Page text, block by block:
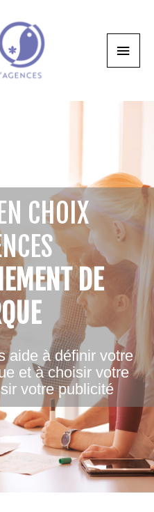
CHOIX
DE
aide à définir votre
et à choisir votre
votre publicité